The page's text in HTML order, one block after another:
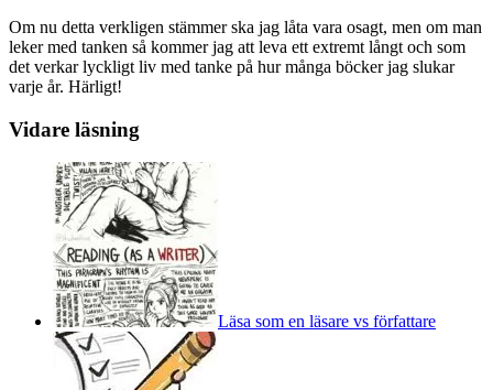
Om nu detta verkligen stämmer ska jag låta vara osagt, men om man
leker med tanken så kommer jag att leva ett extremt långt och som
det verkar lyckligt liv med tanke på hur många böcker jag slukar
varje år. Härligt!
Vidare läsning
Läsa som en läsare vs författare